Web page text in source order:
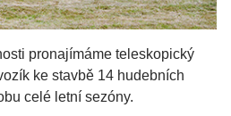
pronajímáme teleskopický
ke stavbě 14 hudebních
celé letní sezóny.